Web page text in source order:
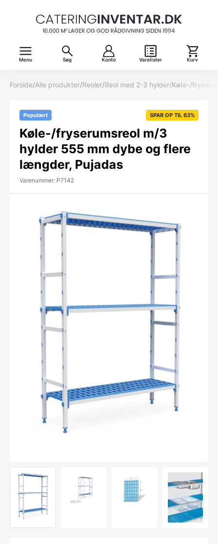
Menu Søg Konto Varelister Kurv
Forside/Alle produkter/Reoler/Reol med 2-3 hylder/Køle-/
Populært SPAR OP TIL 63%
Køle-/fryserumsreol m/3
hylder 555 mm dybe og flere
længder, Pujadas
Varenummer: P7142